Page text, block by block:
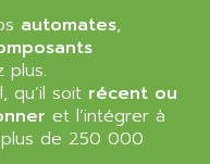
automates,
plus.
qu’il soit récent ou
et l’intégrer à
de 250 000